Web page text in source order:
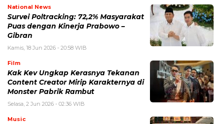
National News
Survei Poltracking: 72,2% Masyarakat
Puas dengan Kinerja Prabowo –
Gibran
Kamis, 18 Jun 2026 - 20:58 WIB
Film
Kak Kev Ungkap Kerasnya Tekanan
Content Creator Mirip Karakternya di
Monster Pabrik Rambut
Selasa, 2 Jun 2026 - 02:36 WIB
Music